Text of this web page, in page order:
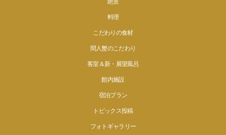
絶景
料理
こだわりの食材
間人蟹のこだわり
客室＆新・展望風呂
館内施設
宿泊プラン
トピックス投稿
フォトギャラリー